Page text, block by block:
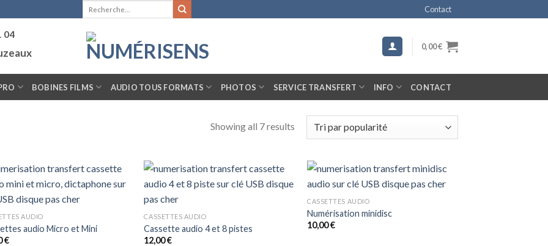
Contact
04
0,00€
BOBINES FILMS AUDIO TOUS FORMATS PHOTOS SERVICE TRANSFERT INFO CONTACT
Showing all 7 results
AUDIO
audio Micro et Mini
€
CASSETTES AUDIO
Cassette audio 4 et 8 pistes
12,00€
CASSETTES AUDIO
Numérisation minidisc
10,00€